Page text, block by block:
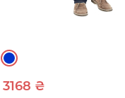
3168 ₴